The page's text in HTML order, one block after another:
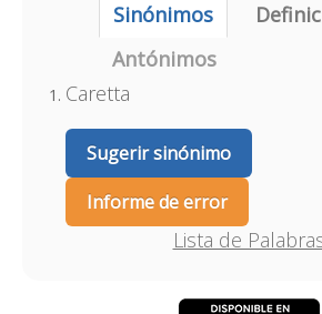
Sinónimos
Antónimos
Caretta
Sugerir sinónimo
Informe de error
Lista de